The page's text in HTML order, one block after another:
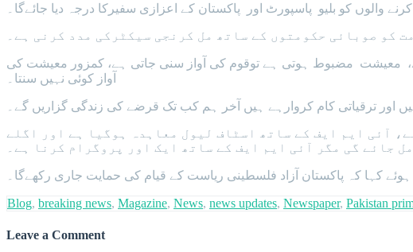
والوں کو بلیو پاسپورٹ اور پاکستان کے اعزازی سفیرکا درجہ دیا جائےگا۔
صوبائی حکومتوں کے ساتھ مل کرنجی سیکٹرکی مدد کرنی ہے۔
ہے، معیشت مضبوط ہوتی ہے توقوم کی آواز سنی جاتی ہے، کمزور معیشت کی
آواز کوئی نہیں سنتا۔
اور ترقیاتی کام کروارہے ہیں آخر ہم کب تک قرضے کی زندگی گزاریں گے۔
آئی ایم ایف کے ساتھ اسٹاف لیول معاہدہ ہوگیا ہے اور اگلے
جائے گی مگر آئی ایم ایف کے ساتھ ایک اور پروگرام کرنا ہے۔
کہا کہ پاکستان آزاد فلسطینی ریاست کے قیام کی حمایت جاری رکھےگا۔
Blog, breaking news, Magazine, News, news updates, Newspaper, Pakistan
Leave a Comment